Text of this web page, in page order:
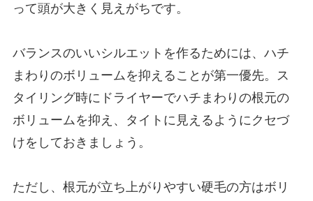
って頭が大きく見えがちです。
バランスのいいシルエットを作るためには、ハチ
まわりのボリュームを抑えることが第一優先。ス
タイリング時にドライヤーでハチまわりの根元の
ボリュームを抑え、タイトに見えるようにクセづ
けをしておきましょう。
ただし、根元が立ち上がりやすい硬毛の方はボリ